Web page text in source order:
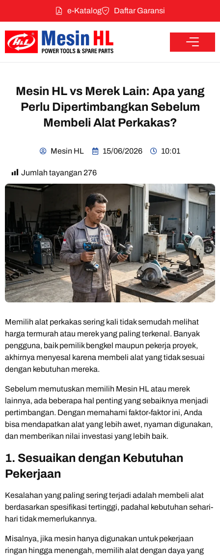
e-Katalog Daftar Garansi
Mesin HL vs Merek Lain: Apa yang
Perlu Dipertimbangkan Sebelum
Membeli Alat Perkakas?
Mesin HL 15/06/2026 10:01
Jumlah tayangan 276
Memilih alat perkakas sering kali tidak semudah melihat
harga termurah atau merek yang paling terkenal. Banyak
pengguna, baik pemilik bengkel maupun pekerja proyek,
akhirnya menyesal karena membeli alat yang tidak sesuai
dengan kebutuhan mereka.
Sebelum memutuskan memilih Mesin HL atau merek
lainnya, ada beberapa hal penting yang sebaiknya menjadi
pertimbangan. Dengan memahami faktor-faktor ini, Anda
bisa mendapatkan alat yang lebih awet, nyaman digunakan,
dan memberikan nilai investasi yang lebih baik.
1. Sesuaikan dengan Kebutuhan
Pekerjaan
Kesalahan yang paling sering terjadi adalah membeli alat
berdasarkan spesifikasi tertinggi, padahal kebutuhan sehari-
hari tidak memerlukannya.
Misalnya, jika mesin hanya digunakan untuk pekerjaan
ringan hingga menengah, memilih alat dengan daya yang